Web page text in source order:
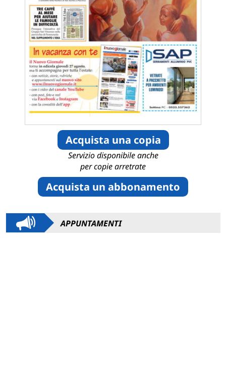
Acquista una copia
Servizio disponibile anche
per copie arretrate
Acquista un abbonamento
APPUNTAMENTI